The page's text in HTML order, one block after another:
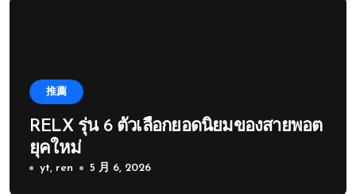
推薦
RELX รุ่น 6 ตัวเลือกยอดนิยมของสายพอต
ยุคใหม่
yt, ren 5 月 6, 2026